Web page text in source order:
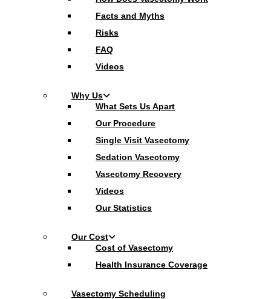
Facts and Myths
Risks
FAQ
Videos
Why Us
What Sets Us Apart
Our Procedure
Single Visit Vasectomy
Sedation Vasectomy
Vasectomy Recovery
Videos
Our Statistics
Our Cost
Cost of Vasectomy
Health Insurance Coverage
Vasectomy Scheduling